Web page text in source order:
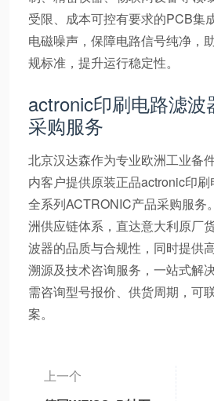
受限、成本可控有要求的PCB集
电磁噪声，保障电路信号纯净，
规标准，提升运行稳定性。
actronic印刷电路滤波
采购服务
北京汉达森作为专业欧洲工业备
内客户提供原装正品actronic印
全系列ACTRONIC产品采购服务
洲供应链体系，直达意大利原厂
波器的品质与合规性，同时提供
溯源及技术咨询服务，一站式解
需咨询型号报价、供货周期，可
案。
上一个